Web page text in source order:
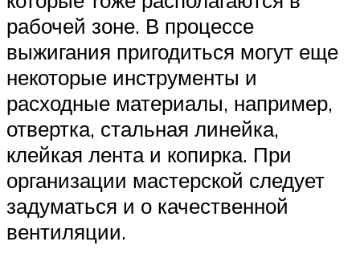
рабочей зоне. В процессе
выжигания пригодиться могут еще
некоторые инструменты и
расходные материалы, например,
отвертка, стальная линейка,
клейкая лента и копирка. При
организации мастерской следует
задуматься и о качественной
вентиляции.